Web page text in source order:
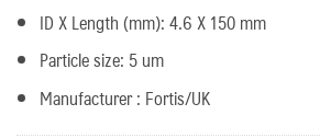
ID X Length (mm): 4.6 X 150 mm
Particle size: 5 um
Manufacturer : Fortis/UK